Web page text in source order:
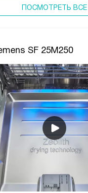
ПОCМОТРЕТЬ ВСЕ
SF 25M250